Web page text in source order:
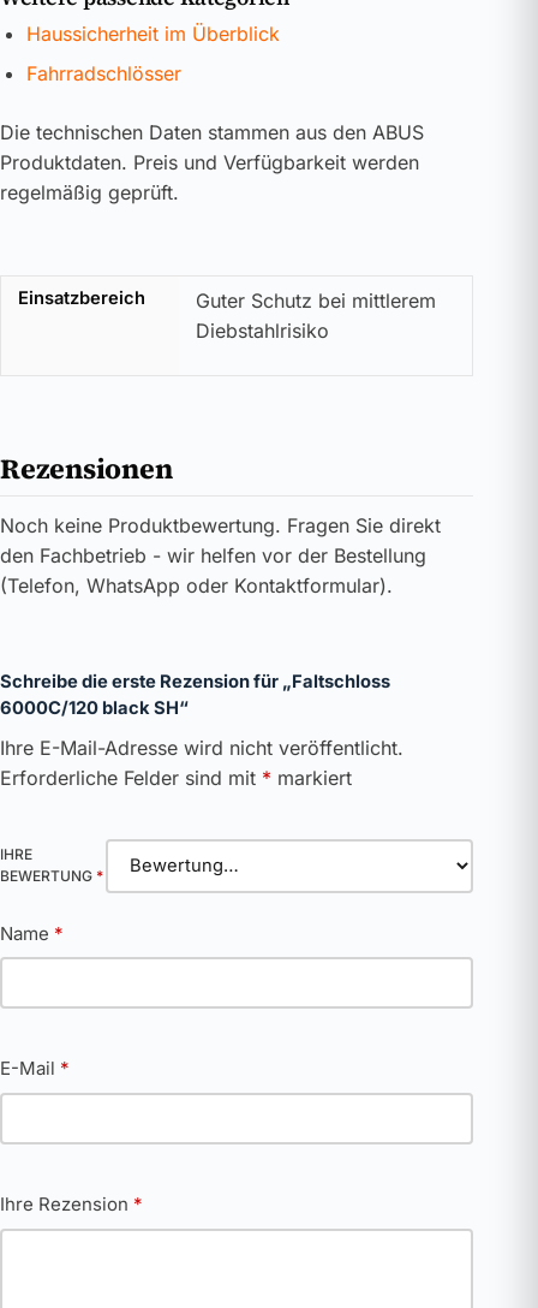
Haussicherheit im Überblick
Fahrradschlösser
Die technischen Daten stammen aus den ABUS
Produktdaten. Preis und Verfügbarkeit werden
regelmäßig geprüft.
Einsatzbereich
Guter Schutz bei mittlerem
Diebstahlrisiko
Rezensionen
Noch keine Produktbewertung. Fragen Sie direkt
den Fachbetrieb - wir helfen vor der Bestellung
(Telefon, WhatsApp oder Kontaktformular).
Schreibe die erste Rezension für „Faltschloss
6000C/120 black SH“
Ihre E-Mail-Adresse wird nicht veröffentlicht.
Erforderliche Felder sind mit * markiert
IHRE
BEWERTUNG *
Name *
E-Mail *
Ihre Rezension *